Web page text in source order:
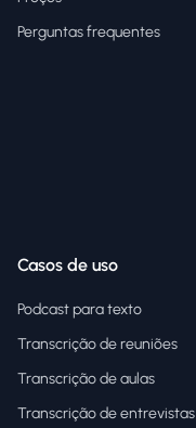
Perguntas frequentes
Casos de uso
Podcast para texto
Transcrição de reuniões
Transcrição de aulas
Transcrição de entrevistas